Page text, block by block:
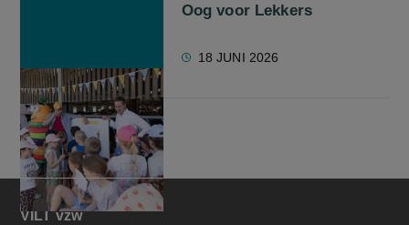
Oog voor Lekkers
18 JUNI 2026
VILT vzw